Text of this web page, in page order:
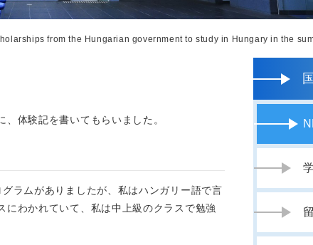
from the Hungarian government to study in Hungary in the
体験記を書いてもらいました。
ラムがありましたが、私はハンガリー語で言
わかれていて、私は中上級のクラスで勉強